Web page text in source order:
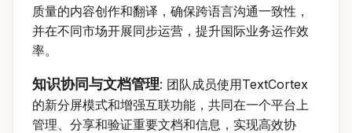
质量的内容创作和翻译，确保跨语言沟通一致性，
并在不同市场开展同步运营，提升国际业务运作效
率。
知识协同与文档管理: 团队成员使用TextCortex
的新分屏模式和增强互联功能，共同在一个平台上
管理、分享和验证重要文档和信息，实现高效协